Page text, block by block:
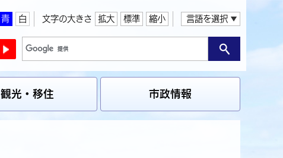
青 白 文字の大きさ 拡大 標準 縮小 言語を選択
観光・移住 市政情報